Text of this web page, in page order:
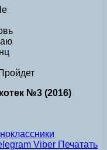
№3 (2016)
Viber Печатать